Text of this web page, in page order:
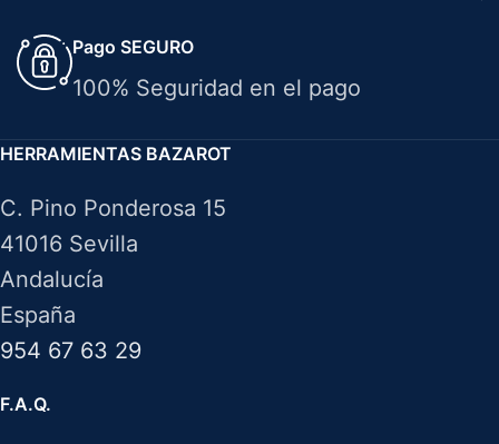
Pago SEGURO
100% Seguridad en el pago
HERRAMIENTAS BAZAROT
C. Pino Ponderosa 15
41016 Sevilla
Andalucía
España
954 67 63 29
F.A.Q.